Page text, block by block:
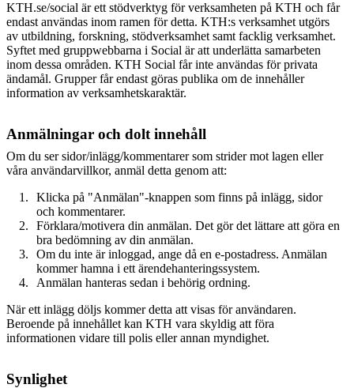
KTH.se/social är ett stödverktyg för verksamheten på KTH och får
endast användas inom ramen för detta. KTH:s verksamhet utgörs
av utbildning, forskning, stödverksamhet samt facklig verksamhet.
Syftet med gruppwebbarna i Social är att underlätta samarbeten
inom dessa områden. KTH Social får inte användas för privata
ändamål. Grupper får endast göras publika om de innehåller
information av verksamhetskaraktär.
Anmälningar och dolt innehåll
Om du ser sidor/inlägg/kommentarer som strider mot lagen eller
våra användarvillkor, anmäl detta genom att:
Klicka på "Anmälan"-knappen som finns på inlägg, sidor
och kommentarer.
Förklara/motivera din anmälan. Det gör det lättare att göra en
bra bedömning av din anmälan.
Om du inte är inloggad, ange då en e-postadress. Anmälan
kommer hamna i ett ärendehanteringssystem.
Anmälan hanteras sedan i behörig ordning.
När ett inlägg döljs kommer detta att visas för användaren.
Beroende på innehållet kan KTH vara skyldig att föra
informationen vidare till polis eller annan myndighet.
Synlighet